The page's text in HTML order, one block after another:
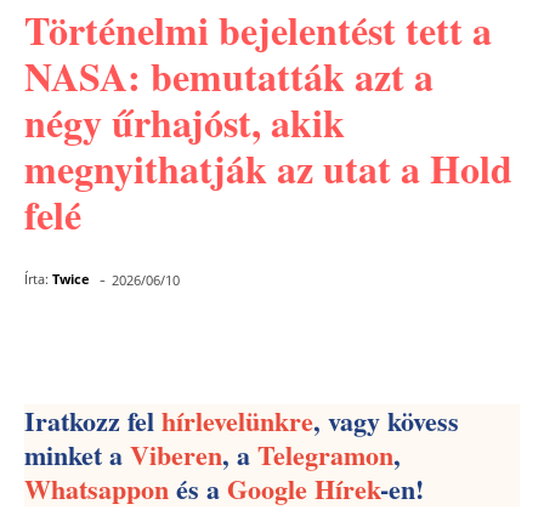
Történelmi bejelentést tett a
NASA: bemutatták azt a
négy űrhajóst, akik
megnyithatják az utat a Hold
felé
Írta: Twice - 2026/06/10
Iratkozz felhírlevelünkre, vagy kövess
minket aViberen, aTelegramon,
Whatsapponés aGoogle Hírek-en!